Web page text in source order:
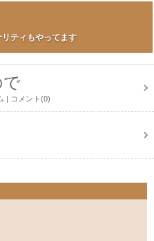
ティもやってます
で
コメント(0)